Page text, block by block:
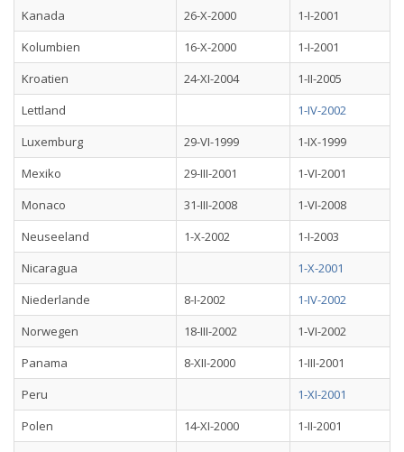
Kanada
26-X-2000
1-I-2001
Kolumbien
16-X-2000
1-I-2001
Kroatien
24-XI-2004
1-II-2005
Lettland
1-IV-2002
Luxemburg
29-VI-1999
1-IX-1999
Mexiko
29-III-2001
1-VI-2001
Monaco
31-III-2008
1-VI-2008
Neuseeland
1-X-2002
1-I-2003
Nicaragua
1-X-2001
Niederlande
8-I-2002
1-IV-2002
Norwegen
18-III-2002
1-VI-2002
Panama
8-XII-2000
1-III-2001
Peru
1-XI-2001
Polen
14-XI-2000
1-II-2001